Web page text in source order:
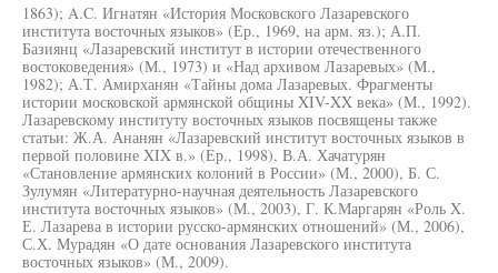
1863); A.C. Игнатян «История Московского Лазаревского
института восточных языков» (Ер., 1969, на арм. яз.); А.П.
Базиянц «Лазаревский институт в истории отечественного
востоковедения» (М., 1973) и «Над архивом Лазаревых» (М.,
1982); А.Т. Амирханян «Тайны дома Лазаревых. Фрагменты
истории московской армянской общины XIV-XX века» (М., 1992).
Лазаревскому институту восточных языков посвящены также
статьи: Ж.А. Ананян «Лазаревский институт восточных языков в
первой половине XIX в.» (Ер., 1998), В.А. Хачатурян
«Становление армянских колоний в России» (М., 2000), Б. С.
Зулумян «Литературно-научная деятельность Лазаревского
института восточных языков» (М., 2003), Г. К.Маргарян «Роль X.
Е. Лазарева в истории русско-армянских отношений» (М., 2006),
С.Х. Мурадян «О дате основания Лазаревского института
восточных языков» (М., 2009).